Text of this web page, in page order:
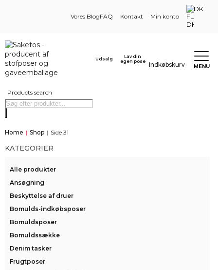
Vores BlogFAQ Kontakt Min konto
DK
Products search
Udsalg
Lav din
egen pose
Indkøbskurv MENU
Home | Shop | Side 31
KATEGORIER
Alle produkter
Ansøgning
Beskyttelse af druer
Bomulds-indkøbsposer
Bomuldsposer
Bomuldssække
Denim tasker
Frugtposer